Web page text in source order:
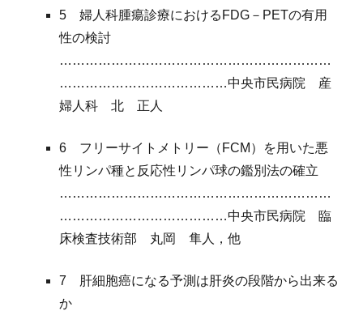
5 婦人科腫瘍診療におけるFDG － PETの有用
性の検討
………………………………………………………
…………………………………中央市民病院 産
婦人科
北 正 人
6 フリーサイトメトリー（FCM）を用いた悪
性リンパ種と反応性リンパ球の鑑別法の確立
………………………………………………………
…………………………………中央市民病院 臨
床検査技術部
丸岡 隼人 ，他
7 肝細胞癌になる予測は肝炎の段階から出来る
か